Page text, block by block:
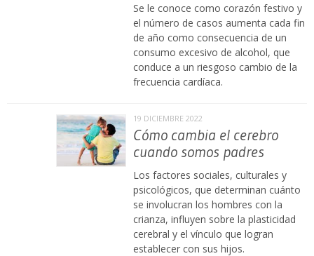
Se le conoce como corazón festivo y
el número de casos aumenta cada fin
de año como consecuencia de un
consumo excesivo de alcohol, que
conduce a un riesgoso cambio de la
frecuencia cardíaca.
19 DICIEMBRE 2022
Cómo cambia el cerebro
cuando somos padres
Los factores sociales, culturales y
psicológicos, que determinan cuánto
se involucran los hombres con la
crianza, influyen sobre la plasticidad
cerebral y el vínculo que logran
establecer con sus hijos.